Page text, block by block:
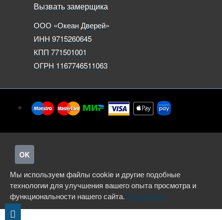
Вызвать замерщика
ООО «Океан Дверей»
ИНН 9715260645
КПП 771501001
ОГРН 1167746511063
OK
Мы используем файлы cookie и другие подобные
технологии для улучшения вашего опыта просмотра и
функциональности нашего сайта. Подробнее.